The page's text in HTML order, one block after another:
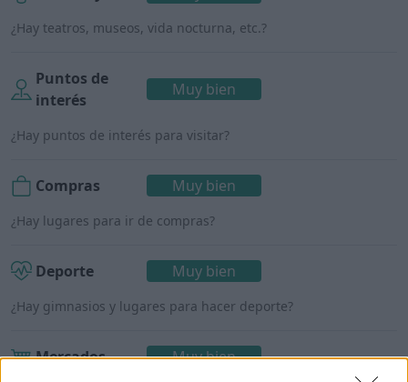
¿Hay teatros, museos, vida nocturna, etc.?
Puntos de
interés
Muy bien
¿Hay puntos de interés para visitar?
Compras Muy bien
¿Hay lugares para ir de compras?
Deporte Muy bien
¿Hay gimnasios y lugares para hacer deporte?
Mercados Muy bien